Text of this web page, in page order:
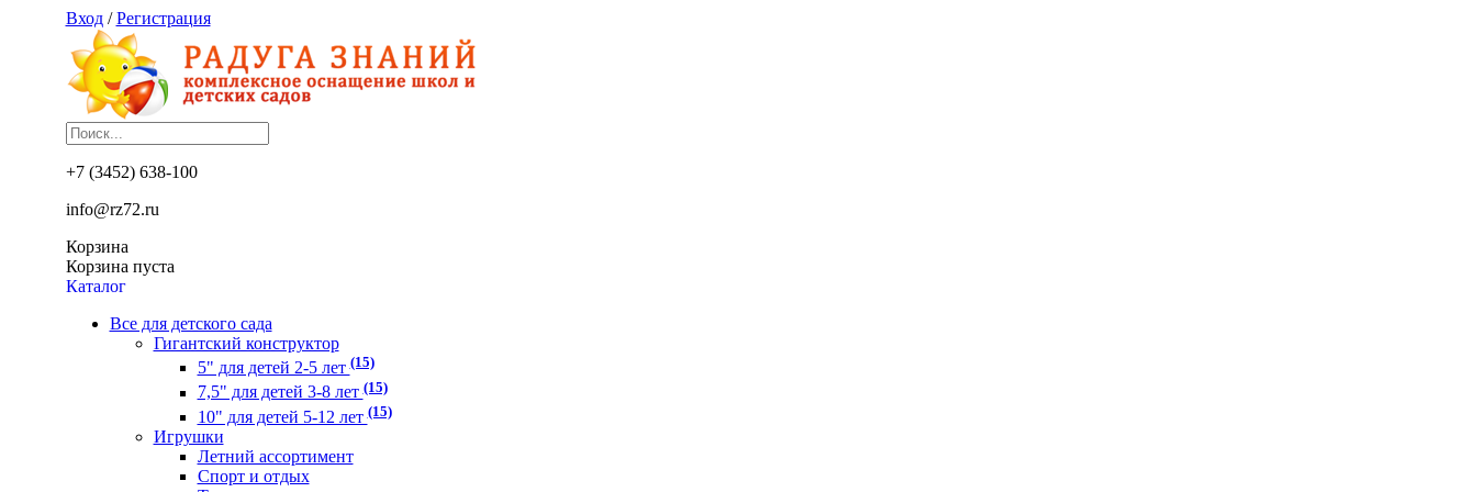
Вход/Регистрация
+7 (3452) 638-100
info@rz72.ru
Корзина
Корзина пуста
Каталог
Все для детского сада
Гигантский конструктор
5" для детей 2-5 лет(15)
7,5" для детей 3-8 лет(15)
10" для детей 5-12 лет(15)
Игрушки
Летний ассортимент
Спорт и отдых